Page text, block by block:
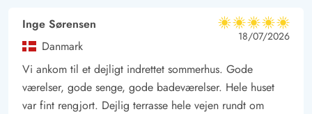
Inge Sørensen
Danmark
5 ud af 5
5 ud af 5
5 out of 5
18/07/2026
Vi ankom til et dejligt indrettet sommerhus. Gode
værelser, gode senge, gode badeværelser. Hele huset
var fint rengjort. Dejlig terrasse hele vejen rundt om